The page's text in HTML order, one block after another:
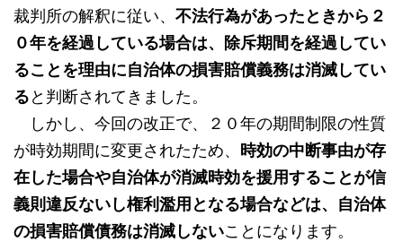
裁判所の解釈に従い、 不法行為があったときから２
０年を経過している場合は、除斥期間を経過してい
ることを理由に自治体の損害賠償義務は消滅してい
ると判断されてきました。
しかし、今回の改正で、２０年の期間制限の性質
が時効期間に変更されたため、 時効の中断事由が存
在した場合や自治体が消滅時効を援用することが信
義則違反ないし権利濫用となる場合などは、自治体
の損害賠償債務は消滅しないことになります。